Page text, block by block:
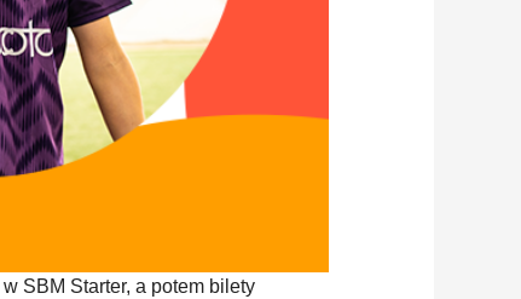
SBM Starter, a potem bilety